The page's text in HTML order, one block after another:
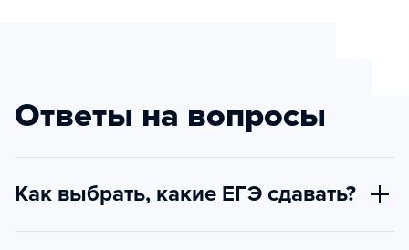
Ответы на вопросы
Как выбрать, какие ЕГЭ сдавать?